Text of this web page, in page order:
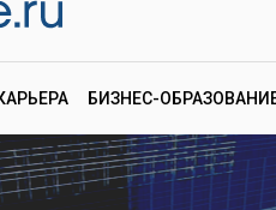
БИЗНЕС-